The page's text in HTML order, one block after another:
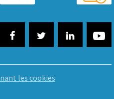
les cookies